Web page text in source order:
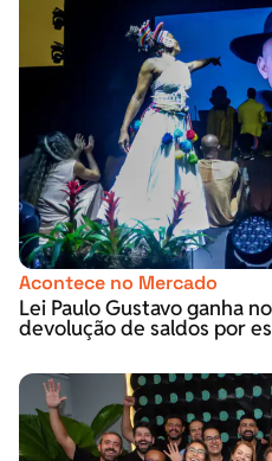
Acontece no Mercado
Lei Paulo Gustavo ganha
devolução de saldos por